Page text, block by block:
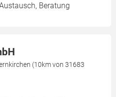
Beratung
(10km von 31683